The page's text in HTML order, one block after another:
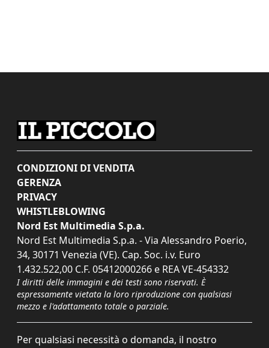
CONDIZIONI DI VENDITA
GERENZA
PRIVACY
WHISTLEBLOWING
Nord Est Multimedia S.p.a.
Nord Est Multimedia S.p.a. - Via Alessandro Poerio,
34, 30171 Venezia (VE). Cap. Soc. i.v. Euro
1.432.522,00 C.F. 05412000266 e REA VE-454332
I diritti delle immagini e dei testi sono riservati. È
espressamente vietata la loro riproduzione con qualsiasi
mezzo e l'adattamento totale o parziale.
Per qualsiasi necessità o domanda, il nostro